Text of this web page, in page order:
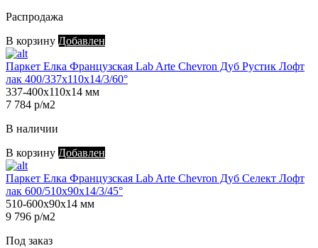
Распродажа
В корзину Добавлен
Паркет Елка Французская Lab Arte Chevron Дуб Рустик Лофт
лак 400/337х110х14/3/60°
337-400х110х14 мм
7 784 р/м2
В наличии
В корзину Добавлен
Паркет Елка Французская Lab Arte Chevron Дуб Селект Лофт
лак 600/510х90х14/3/45°
510-600х90х14 мм
9 796 р/м2
Под заказ